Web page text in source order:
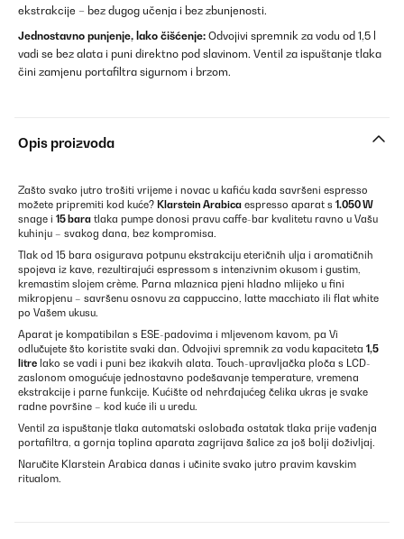
ekstrakcije – bez dugog učenja i bez zbunjenosti.
Jednostavno punjenje, lako čišćenje: Odvojivi spremnik za vodu od 1,5 l
vadi se bez alata i puni direktno pod slavinom. Ventil za ispuštanje tlaka
čini zamjenu portafiltra sigurnom i brzom.
Opis proizvoda
Zašto svako jutro trošiti vrijeme i novac u kafiću kada savršeni espresso
možete pripremiti kod kuće? Klarstein Arabica espresso aparat s 1.050 W
snage i 15 bara tlaka pumpe donosi pravu caffe-bar kvalitetu ravno u Vašu
kuhinju – svakog dana, bez kompromisa.
Tlak od 15 bara osigurava potpunu ekstrakciju eteričnih ulja i aromatičnih
spojeva iz kave, rezultirajući espressom s intenzivnim okusom i gustim,
kremastim slojem crème. Parna mlaznica pjeni hladno mlijeko u fini
mikropjenu – savršenu osnovu za cappuccino, latte macchiato ili flat white
po Vašem ukusu.
Aparat je kompatibilan s ESE-padovima i mljevenom kavom, pa Vi
odlučujete što koristite svaki dan. Odvojivi spremnik za vodu kapaciteta 1,5
litre lako se vadi i puni bez ikakvih alata. Touch-upravljačka ploča s LCD-
zaslonom omogućuje jednostavno podešavanje temperature, vremena
ekstrakcije i parne funkcije. Kućište od nehrđajućeg čelika ukras je svake
radne površine – kod kuće ili u uredu.
Ventil za ispuštanje tlaka automatski oslobađa ostatak tlaka prije vađenja
portafiltra, a gornja toplina aparata zagrijava šalice za još bolji doživljaj.
Naručite Klarstein Arabica danas i učinite svako jutro pravim kavskim
ritualom.